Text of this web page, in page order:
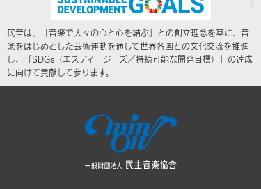
民音は、「音楽で人々の心と心を結ぶ」との創立理念を基に、音
楽をはじめとした芸術運動を通して世界各国との文化交流を推進
し、「SDGs（エスディージーズ／持続可能な開発目標）」の達成
に向けて貢献して参ります。